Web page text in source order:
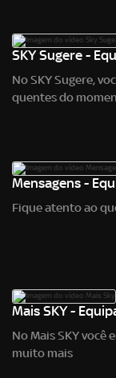
SKY Sugere -
No SKY Sugere,
quentes do
Mensagens -
Fique atento ao
Mais SKY -
No Mais SKY você
muito mais